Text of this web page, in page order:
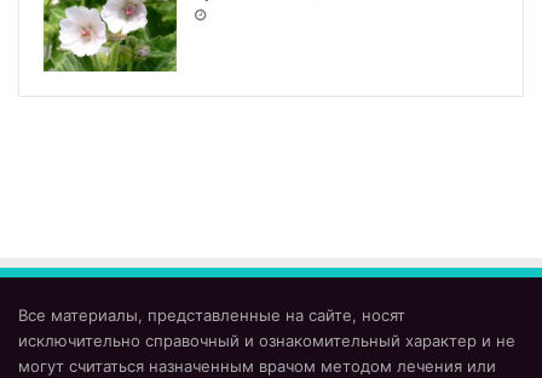
Все материалы, представленные на сайте, носят
исключительно справочный и ознакомительный характер и не
могут считаться назначенным врачом методом лечения или